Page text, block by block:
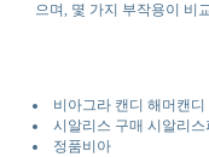
으며, 몇 가지 부작용이 비
비아그라 캔디 해머캔
시알리스 구매 시알리
정품비아